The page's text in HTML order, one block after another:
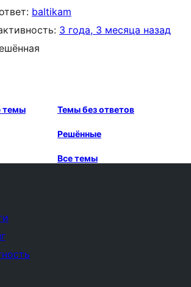
baltikam
3 года, 3 месяца назад
темы Темы без ответов
Решённые
Все темы